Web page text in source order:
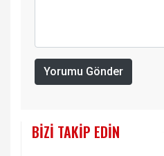
Yorumu Gönder
BIZI TAKIP EDIN